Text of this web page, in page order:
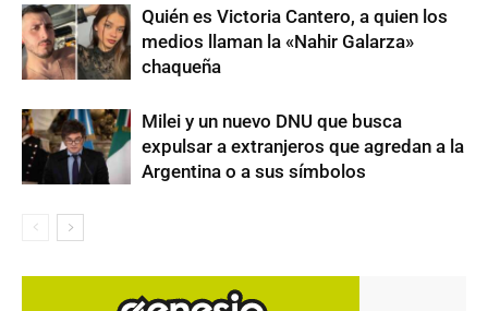
Quién es Victoria Cantero, a quien los
medios llaman la «Nahir Galarza»
chaqueña
Milei y un nuevo DNU que busca
expulsar a extranjeros que agredan a la
Argentina o a sus símbolos